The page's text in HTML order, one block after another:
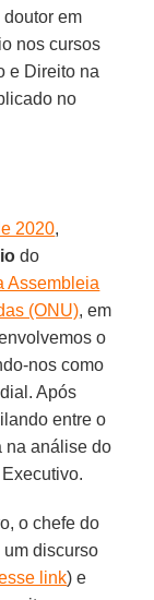
em
nos cursos
e Direito na
no
2020,
do
Assembleia
(ONU), em
o
nos como
Após
entre o
na análise do
o chefe do
discurso
link) e